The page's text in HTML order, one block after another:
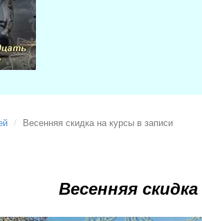
Весенняя скидка на курсы в записи
Весенняя